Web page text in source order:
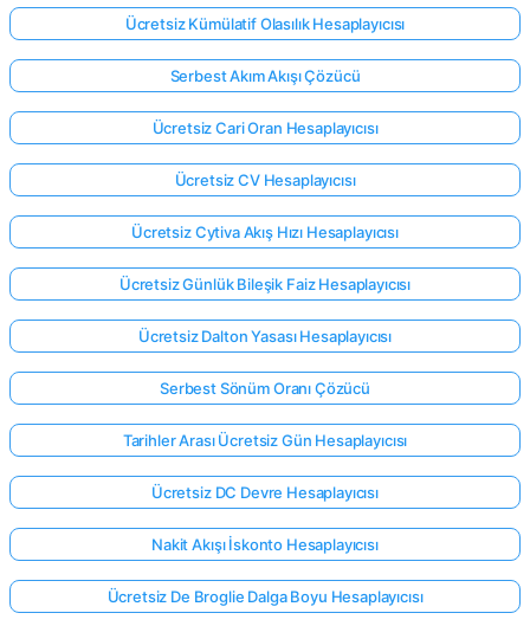
Ücretsiz Kümülatif Olasılık Hesaplayıcısı
Serbest Akım Akışı Çözücü
Ücretsiz Cari Oran Hesaplayıcısı
Ücretsiz CV Hesaplayıcısı
Ücretsiz Cytiva Akış Hızı Hesaplayıcısı
Ücretsiz Günlük Bileşik Faiz Hesaplayıcısı
Ücretsiz Dalton Yasası Hesaplayıcısı
Serbest Sönüm Oranı Çözücü
Tarihler Arası Ücretsiz Gün Hesaplayıcısı
Ücretsiz DC Devre Hesaplayıcısı
Nakit Akışı İskonto Hesaplayıcısı
Ücretsiz De Broglie Dalga Boyu Hesaplayıcısı